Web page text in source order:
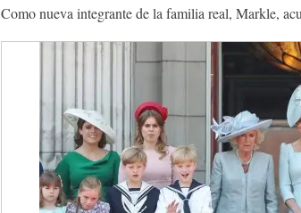
Como nueva integrante de la familia real, Markle,